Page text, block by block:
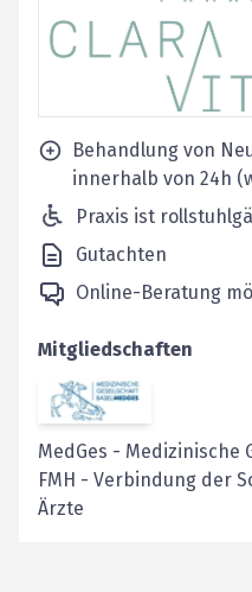
Behandlung von
innerhalb von 24h
Praxis ist
Gutachten
Online-Beratung
Mitgliedschaften
MedGes - Medizinische
FMH - Verbindung der
Ärzte